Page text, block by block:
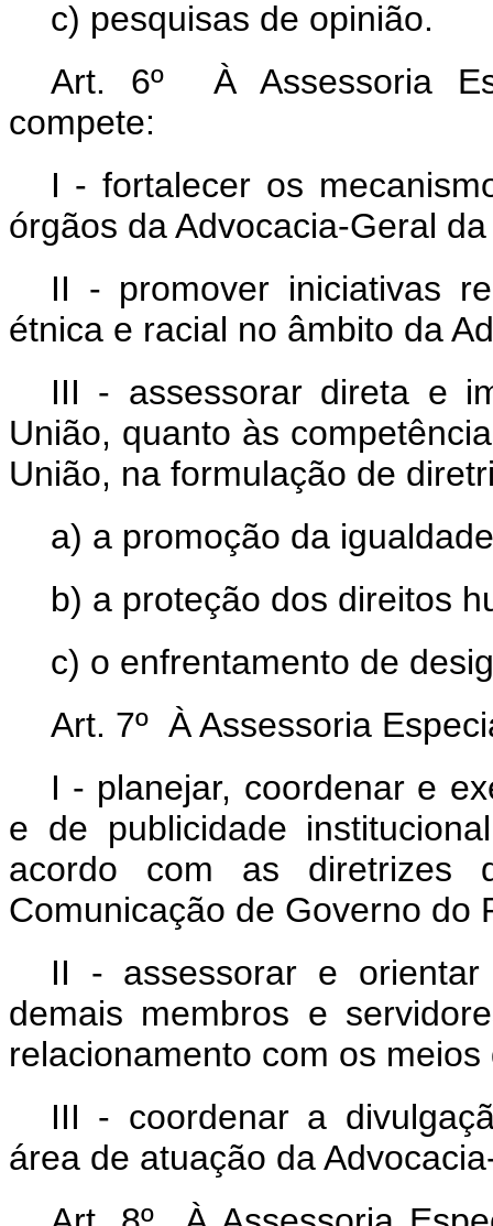
c) pesquisas de opinião.
Art. 6º À Assessoria
compete:
I - fortalecer os
órgãos da Advocacia-Geral
II - promover iniciativas
étnica e racial no âmbito da
III - assessorar direta e
União, quanto às
União, na formulação de
a) a promoção da
b) a proteção dos direitos
c) o enfrentamento de
Art. 7º À Assessoria
I - planejar, coordenar e
e de publicidade
acordo com as diretrizes
Comunicação de Governo do
II - assessorar e
demais membros e
relacionamento com os
III - coordenar a
área de atuação da